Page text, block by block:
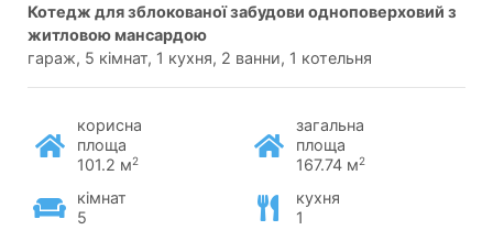
котедж для зблокованої забудови одноповерховий з
житловою мансардою
гараж, 5 кімнат, 1 кухня, 2 ванни, 1 котельня
корисна
площа
101.2 м2
загальна
площа
167.74 м2
кімнат
5
кухня
1